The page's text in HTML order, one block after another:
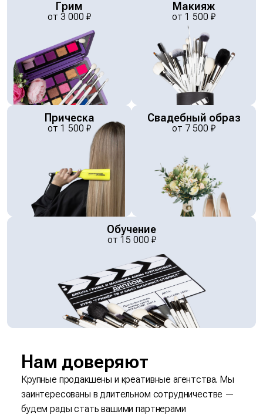
Грим
от 3 000 ₽
Макияж
от 1 500 ₽
Прическа
от 1 500 ₽
Свадебный образ
от 7 500 ₽
Обучение
от 15 000 ₽
Нам доверяют
Крупные продакшены и креативные агентства. Мы
заинтересованы в длительном сотрудничестве —
будем рады стать вашими партнерами